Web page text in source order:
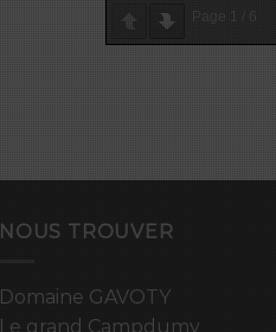
Page 1 / 6
NOUS TROUVER
Domaine GAVOTY
Le grand Campdumy